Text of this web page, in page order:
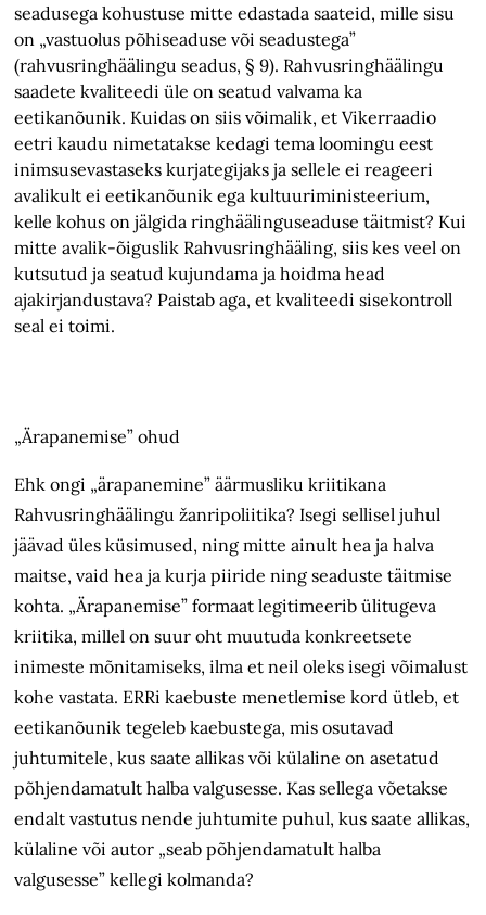
seadusega kohustuse mitte edastada saateid, mille sisu
on „vastuolus põhiseaduse või seadustega”
(rahvusringhäälingu seadus, § 9). Rahvusringhäälingu
saadete kvaliteedi üle on seatud valvama ka
eetikanõunik. Kuidas on siis võimalik, et Vikerraadio
eetri kaudu nimetatakse kedagi tema loomingu eest
inimsusevastaseks kurjategijaks ja sellele ei reageeri
avalikult ei eetikanõunik ega kultuuriministeerium,
kelle kohus on jälgida ringhäälinguseaduse täitmist? Kui
mitte avalik-õiguslik Rahvusringhääling, siis kes veel on
kutsutud ja seatud kujundama ja hoidma head
ajakirjandustava? Paistab aga, et kvaliteedi sisekontroll
seal ei toimi.
„Ärapanemise” ohud
Ehk ongi „ärapanemine” äärmusliku kriitikana
Rahvusringhäälingu žanripoliitika? Isegi sellisel juhul
jäävad üles küsimused, ning mitte ainult hea ja halva
maitse, vaid hea ja kurja piiride ning seaduste täitmise
kohta. „Ärapanemise” formaat legitimeerib ülitugeva
kriitika, millel on suur oht muutuda konkreetsete
inimeste mõnitamiseks, ilma et neil oleks isegi võimalust
kohe vastata. ERRi kaebuste menetlemise kord ütleb, et
eetikanõunik tegeleb kaebustega, mis osutavad
juhtumitele, kus saate allikas või külaline on asetatud
põhjendamatult halba valgusesse. Kas sellega võetakse
endalt vastutus nende juhtumite puhul, kus saate allikas,
külaline või autor „seab põhjendamatult halba
valgusesse” kellegi kolmanda?